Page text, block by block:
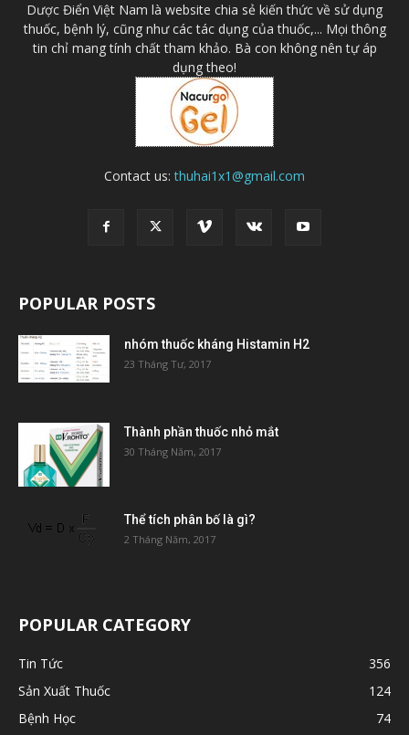
Dược Điển Việt Nam là website chia sẻ kiến thức về sử dụng
thuốc, bệnh lý, cũng như các tác dụng của thuốc,... Mọi thông
tin chỉ mang tính chất tham khảo. Bà con không nên tự áp
dụng theo!
Contact us:thuhai1x1@gmail.com
POPULAR POSTS
nhóm thuốc kháng Histamin H2
23 Tháng Tư, 2017
Thành phần thuốc nhỏ mắt
30 Tháng Năm, 2017
Thể tích phân bố là gì?
2 Tháng Năm, 2017
POPULAR CATEGORY
Tin Tức
356
Sản Xuất Thuốc
124
Bệnh Học
74